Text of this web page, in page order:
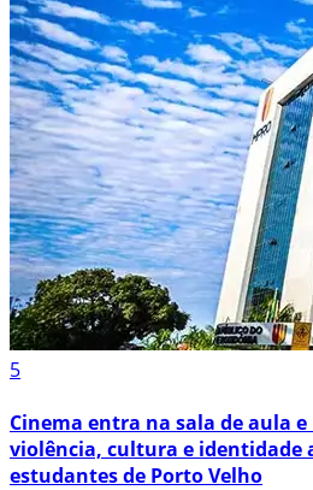
5
Cinema entra na sala de aula
violência, cultura e identidade
estudantes de Porto Velho